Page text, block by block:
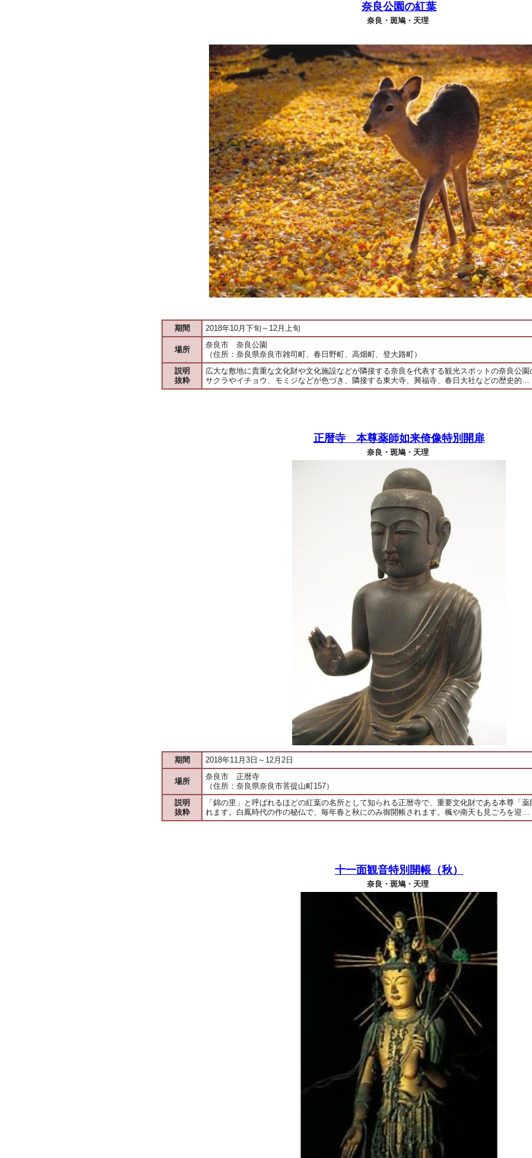
奈良公園の紅葉
奈良・斑鳩・天理
期間 2018年10月下旬～12月上旬
場所
奈良市 奈良公園
（住所：奈良県奈良市雑司町、春日野町、高畑町、登大路町）
説明
抜粋
広大な敷地に貴重な文化財や文化施設などが隣接する奈良を代表する観光スポットの奈良公園
サクラやイチョウ、モミジなどが色づき、隣接する東大寺、興福寺、春日大社などの歴史的…
正暦寺 本尊薬師如来倚像特別開扉
奈良・斑鳩・天理
期間 2018年11月3日～12月2日
場所
奈良市 正暦寺
（住所：奈良県奈良市菩提山町157）
説明
抜粋
「錦の里」と呼ばれるほどの紅葉の名所として知られる正暦寺で、重要文化財である本尊「
れます。白鳳時代の作の秘仏で、毎年春と秋にのみ御開帳されます。楓や南天も見ごろを迎…
十一面観音特別開帳（秋）
奈良・斑鳩・天理